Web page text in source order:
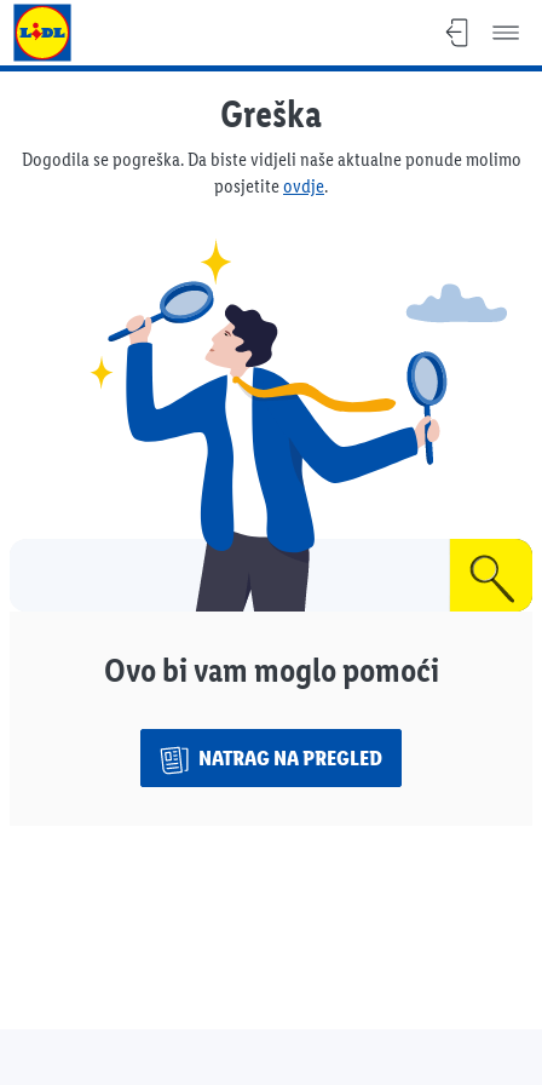
Lidl katalog
Greška
Dogodila se pogreška. Da biste vidjeli naše aktualne ponude molimo
posjetiteovdje.
Ovo bi vam moglo pomoći
NATRAG NA PREGLED